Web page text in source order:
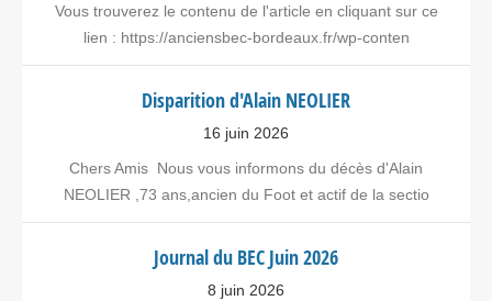
Vous trouverez le contenu de l'article en cliquant sur ce
lien : https://anciensbec-bordeaux.fr/wp-conten
Disparition d'Alain NEOLIER
16 juin 2026
Chers Amis Nous vous informons du décès d'Alain
NEOLIER ,73 ans,ancien du Foot et actif de la sectio
Journal du BEC Juin 2026
8 juin 2026